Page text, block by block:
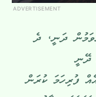
ADVERTISEMENT
ދަނީ، ދެ
ދޭނީ
ފުރިހަމަ ކުރަން